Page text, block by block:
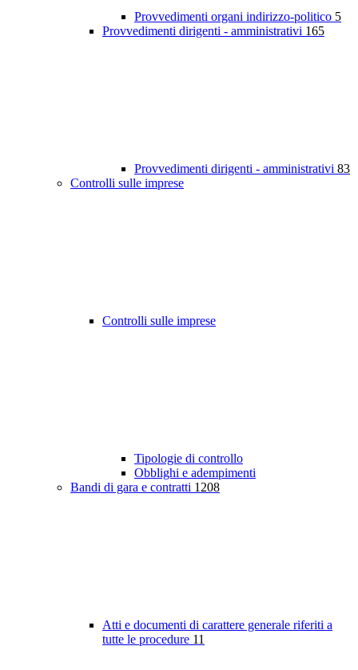
Provvedimenti organi indirizzo-politico 5
Provvedimenti dirigenti - amministrativi 165
Provvedimenti dirigenti - amministrativi 83
Controlli sulle imprese
Controlli sulle imprese
Tipologie di controllo
Obblighi e adempimenti
Bandi di gara e contratti 1208
Atti e documenti di carattere generale riferiti a
tutte le procedure 11